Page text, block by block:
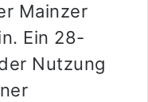
Mainzer
Ein 28-
Nutzung